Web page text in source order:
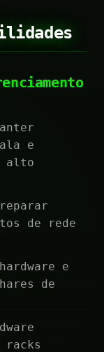
e
alto
de rede
e
de
racks